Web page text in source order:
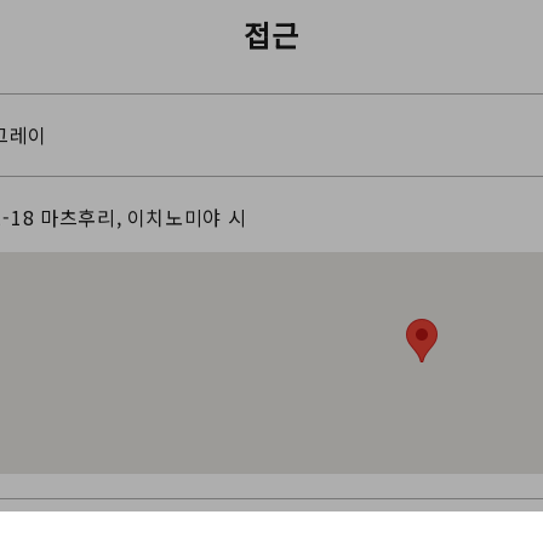
접근
레이
18 마츠후리, 이치노미야 시